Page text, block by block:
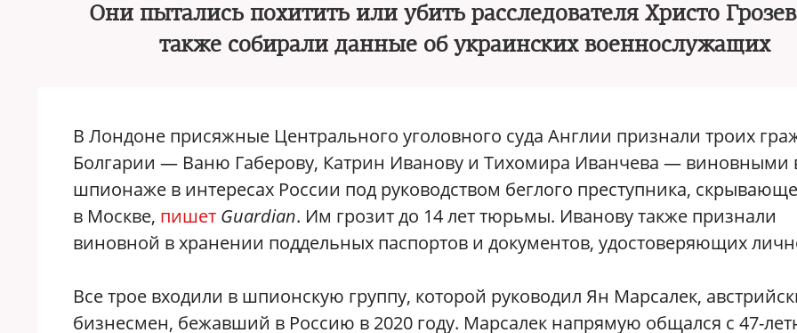
Они пытались похитить или убить расследователя Христо
также собирали данные об украинских военнослужащих
В Лондоне присяжные Центрального уголовного суда Англии признали троих
Болгарии — Ваню Габерову, Катрин Иванову и Тихомира Иванчева — виновными
шпионаже в интересах России под руководством беглого преступника,
в Москве, пишет Guardian. Им грозит до 14 лет тюрьмы. Иванову также признали
виновной в хранении поддельных паспортов и документов, удостоверяющих
Все трое входили в шпионскую группу, которой руководил Ян Марсалек,
бизнесмен, бежавший в Россию в 2020 году. Марсалек напрямую общался с 47-